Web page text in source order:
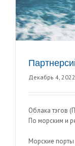
Декабрь 4, 2022
Облака тэгов
По морским и
Морские порты